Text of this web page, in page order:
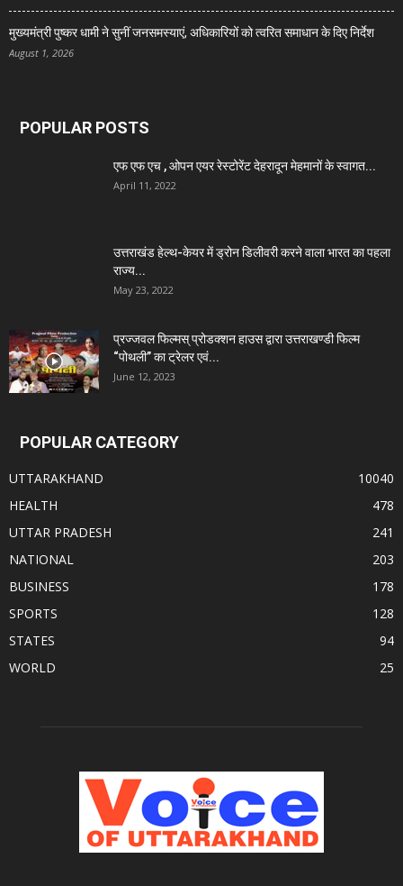
मुख्यमंत्री पुष्कर धामी ने सुनीं जनसमस्याएं, अधिकारियों को त्वरित समाधान के दिए निर्देश
August 1, 2026
POPULAR POSTS
एफ एफ एच , ओपन एयर रेस्टोरेंट देहरादून मेहमानों के स्वागत...
April 11, 2022
उत्तराखंड हेल्थ-केयर में ड्रोन डिलीवरी करने वाला भारत का पहला
राज्य...
May 23, 2022
प्रज्जवल फिल्मस् प्रोडक्शन हाउस द्वारा उत्तराखण्डी फिल्म
“पोथली” का ट्रेलर एवं...
June 12, 2023
POPULAR CATEGORY
UTTARAKHAND
10040
HEALTH
478
UTTAR PRADESH
241
NATIONAL
203
BUSINESS
178
SPORTS
128
STATES
94
WORLD
25